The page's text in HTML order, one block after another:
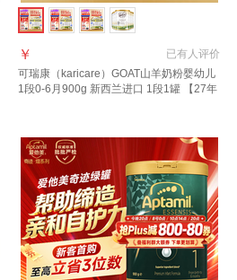
已有人评价
￥
可瑞康（karicare）GOAT山羊奶粉婴幼儿
1段0-6月900g 新西兰进口 1段1罐 【27年